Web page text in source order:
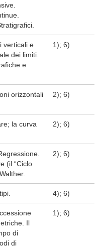
verticali e
dei limiti.
e
1); 6)
orizzontali
2); 6)
la curva
2); 6)
(il “Ciclo
2); 6)
4); 6)
Il
di
di
1); 6)